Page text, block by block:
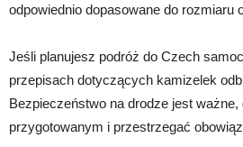
odpowiednio dopasowane do rozmiaru
Jeśli planujesz podróż do Czech
przepisach dotyczących kamizelek
Bezpieczeństwo na drodze jest
przygotowanym i przestrzegać